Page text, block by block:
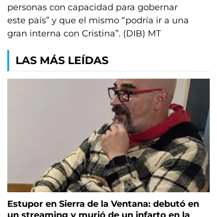
personas con capacidad para gobernar
este país” y que el mismo “podría ir a una
gran interna con Cristina”. (DIB) MT
LAS MÁS LEÍDAS
Estupor en Sierra de la Ventana: debutó en